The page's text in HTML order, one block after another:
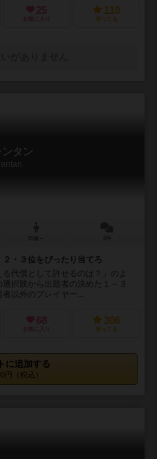
25
お気に入り
110
持ってる
タン
・３位をぴったり当てろ
代償として許せるのは？」のよ
択肢から出題者の決めた１～３
以外のプレイヤー...
68
お気に入り
306
持ってる
に追加する
円（税込）